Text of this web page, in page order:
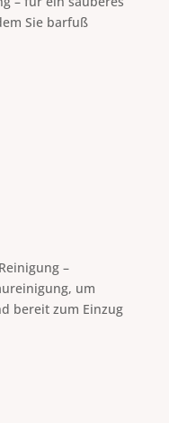
Sie barfuß
–
um
bereit zum Einzug